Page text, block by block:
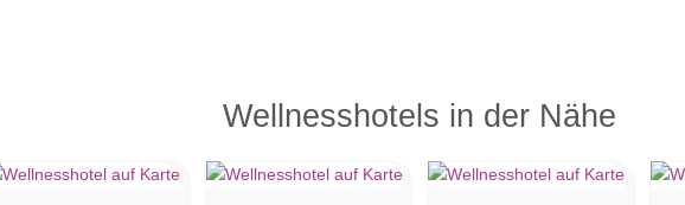
Wellnesshotels in der Nähe